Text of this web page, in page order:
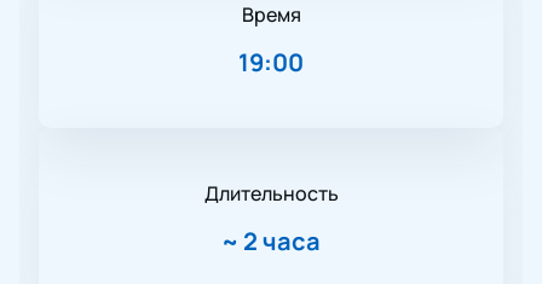
Время
19:00
Длительность
~ 2 часа